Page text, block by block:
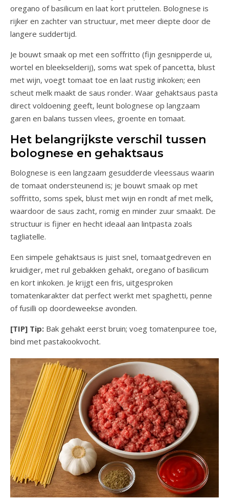
oregano of basilicum en laat kort pruttelen. Bolognese is
rijker en zachter van structuur, met meer diepte door de
langere suddertijd.
Je bouwt smaak op met een soffritto (fijn gesnipperde ui,
wortel en bleekselderij), soms wat spek of pancetta, blust
met wijn, voegt tomaat toe en laat rustig inkoken; een
scheut melk maakt de saus ronder. Waar gehaktsaus pasta
direct voldoening geeft, leunt bolognese op langzaam
garen en balans tussen vlees, groente en tomaat.
Het belangrijkste verschil tussen
bolognese en gehaktsaus
Bolognese is een langzaam gesudderde vleessaus waarin
de tomaat ondersteunend is; je bouwt smaak op met
soffritto, soms spek, blust met wijn en rondt af met melk,
waardoor de saus zacht, romig en minder zuur smaakt. De
structuur is fijner en hecht ideaal aan lintpasta zoals
tagliatelle.
Een simpele gehaktsaus is juist snel, tomaatgedreven en
kruidiger, met rul gebakken gehakt, oregano of basilicum
en kort inkoken. Je krijgt een fris, uitgesproken
tomatenkarakter dat perfect werkt met spaghetti, penne
of fusilli op doordeweekse avonden.
[TIP] Tip: Bak gehakt eerst bruin; voeg tomatenpuree toe,
bind met pastakookvocht.